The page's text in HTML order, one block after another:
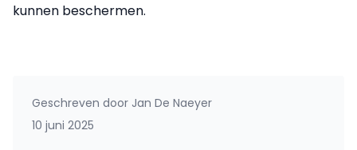
kunnen beschermen.
Geschreven door Jan De Naeyer
10 juni 2025